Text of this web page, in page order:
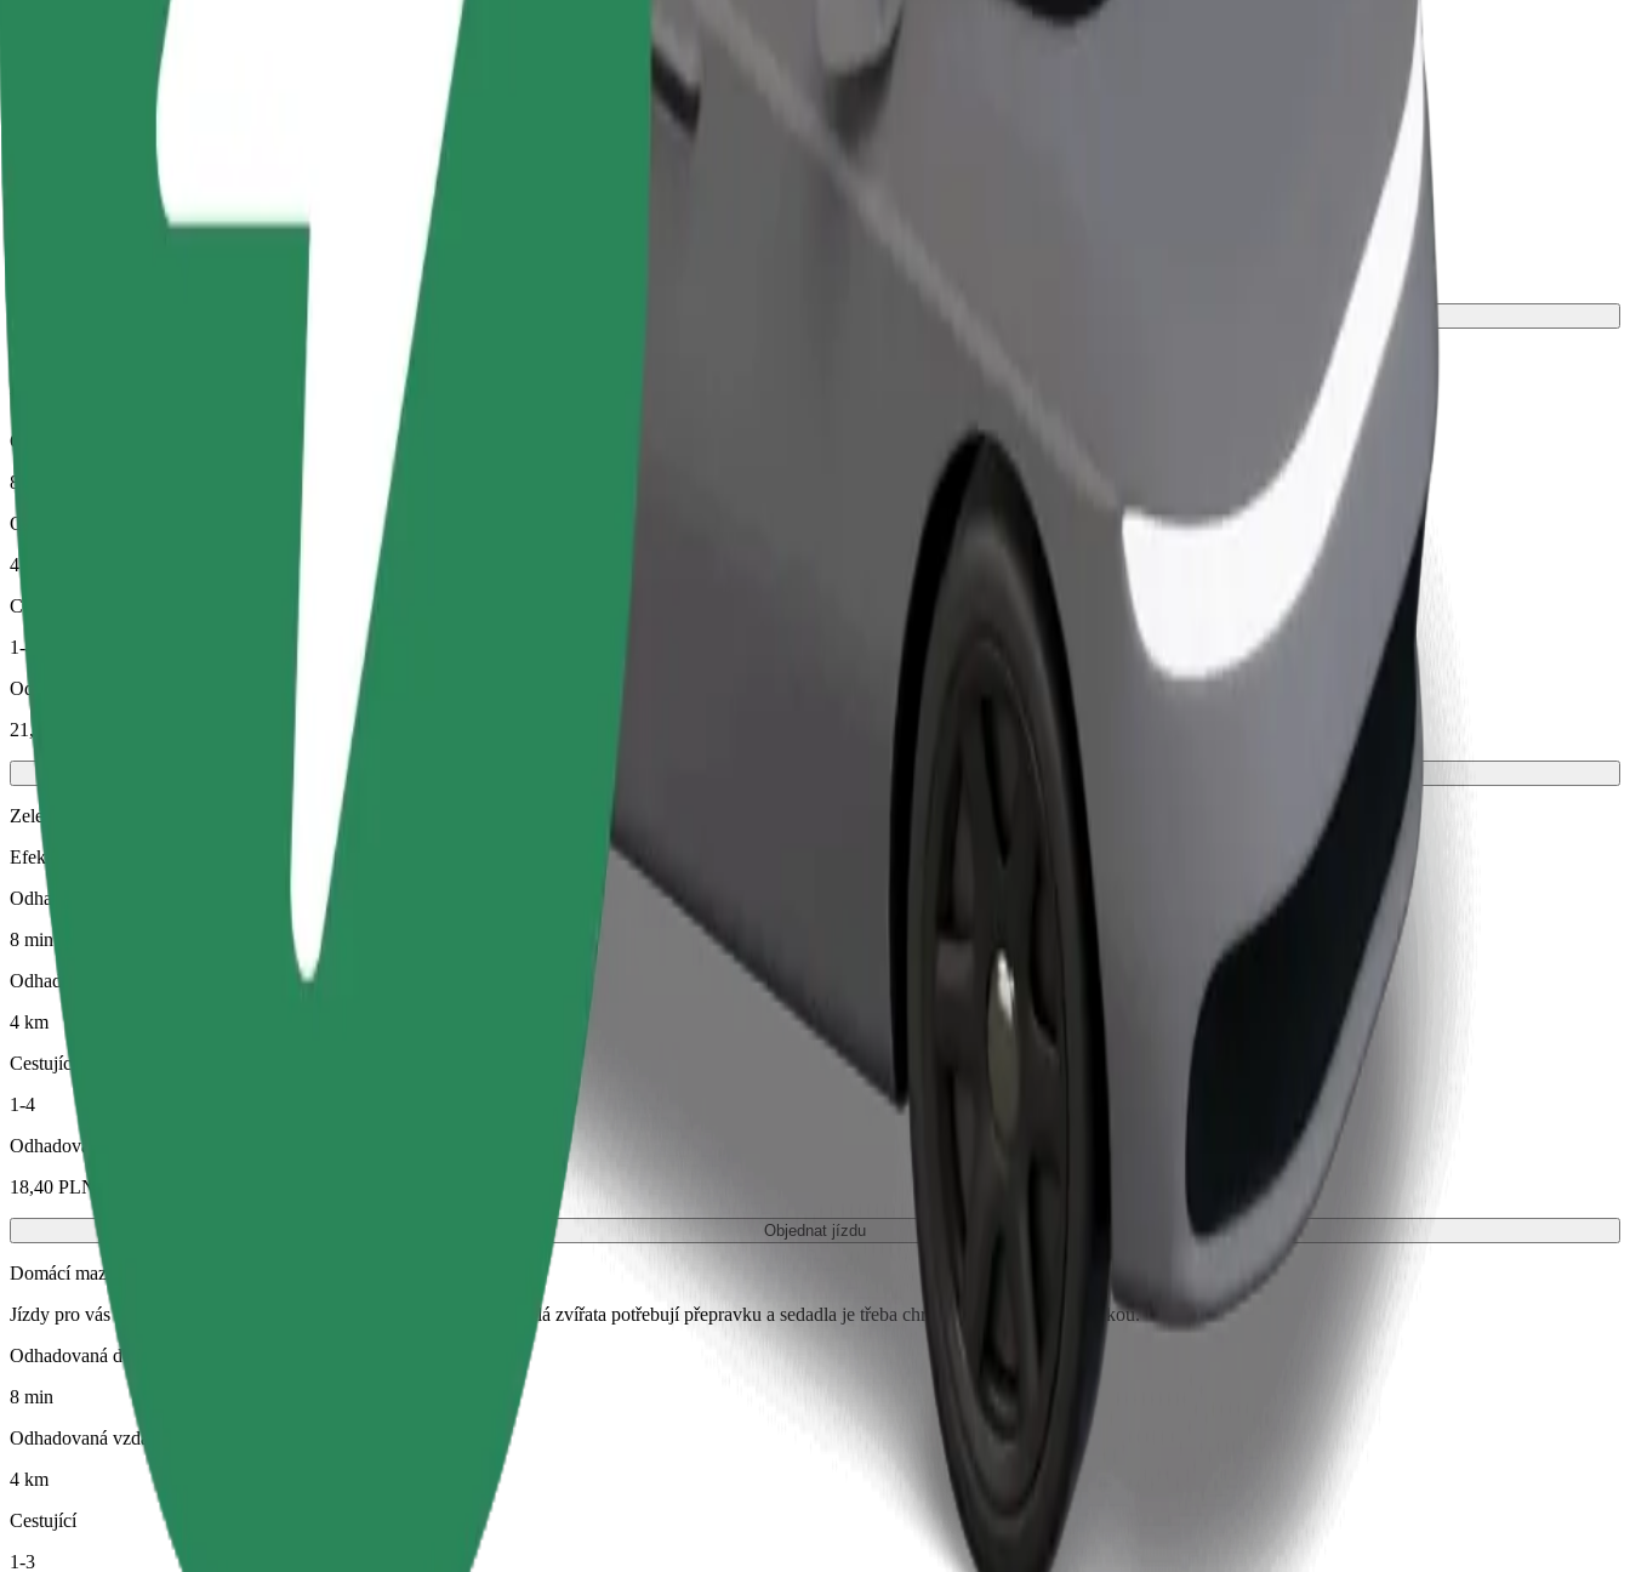
Odhadovaná vzdálenost
Větší vozidla s dostatkem místa pro nohy a úložným prostorem
Odhadovaná doba jízdy
8 min
Odhadovaná vzdálenost
4 km
Cestující
1-4
Odhadovaná cena
21,40 PLN
Zelený
Efektivní jízdy v hybridních a elektrických vozidlech
Odhadovaná doba jízdy
8 min
Odhadovaná vzdálenost
4 km
Cestující
1-4
Odhadovaná cena
18,40 PLN
Objednat jízdu
Domácí mazlíčci
Jízdy pro vás i vašeho domácího mazlíčka. Psi musí mít náhubek, malá zvířata potřebují přepravku a sedadla je třeba chránit dekou nebo podložkou.
Odhadovaná doba jízdy
8 min
Odhadovaná vzdálenost
4 km
Cestující
1-3